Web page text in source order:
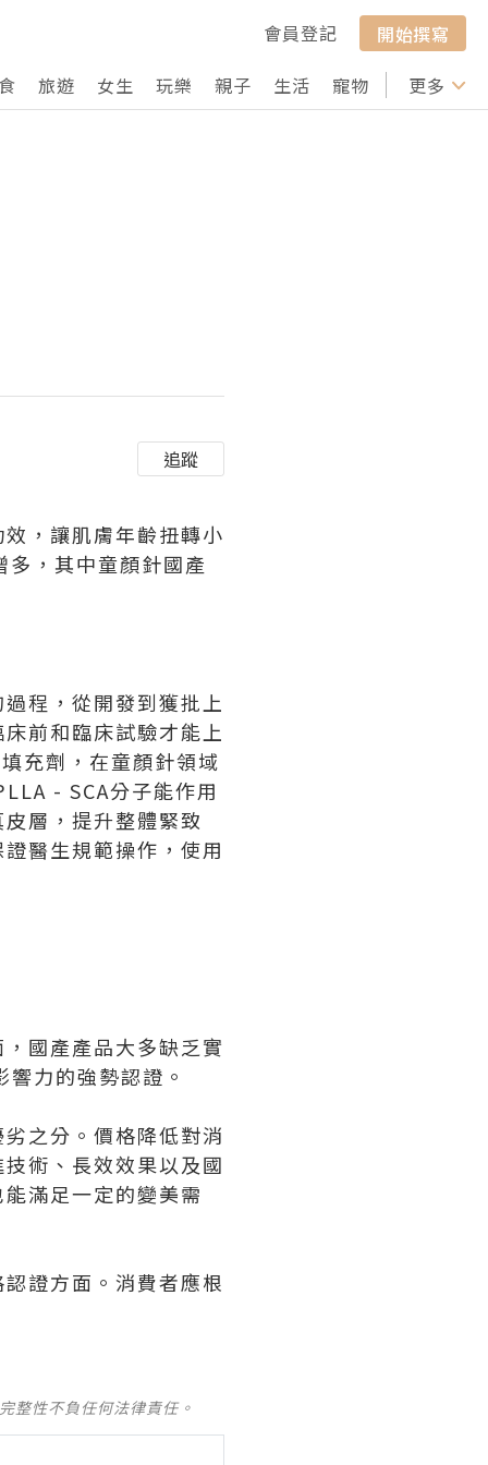
會員登記
開始撰寫
旅遊 女生 玩樂 親子 生活 寵物 行山 打卡
更多
追蹤
，讓肌膚年齡扭轉小
，其中童顏針國產
程，從開發到獲批上
前和臨床試驗才能上
充劑，在童顏針領域
- SCA分子能作用
層，提升整體緊致
醫生規範操作，使用
國產產品大多缺乏實
力的強勢認證。
之分。價格降低對消
術、長效效果以及國
滿足一定的變美需
證方面。消費者應根
整性不負任何法律責任。